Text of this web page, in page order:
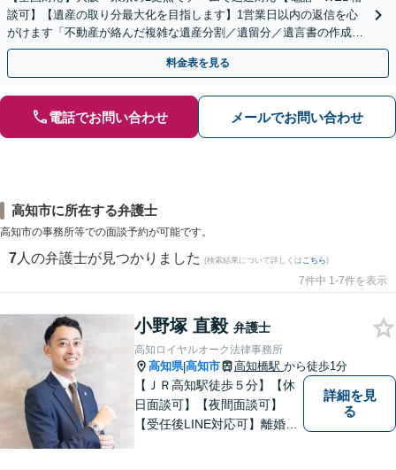
談可】【遺産の取り分最大化を目指します】1営業日以内の返信を心
がけます「不動産が絡んだ複雑な遺産分割／遺留分／遺言書の作成・
執行／事業承継など、お任せください」【休日相談あり】
料金表を見る
電話でお問い合わせ メールでお問い合わせ
高知市に所在する弁護士
高知市の事務所等での面談予約が可能です。
7 人の弁護士が見つかりました (検索結果について詳しくは こちら)
7件中 1-7件を表示
小野塚 直毅 弁護士
高知ロイヤルオーク法律事務所
高知県|高知市 高知橋駅 から徒歩1分
【ＪＲ高知駅徒歩５分】【休
日面談可】【夜間面談可】
【受任後LINE対応可】離婚、
詳細を見
る